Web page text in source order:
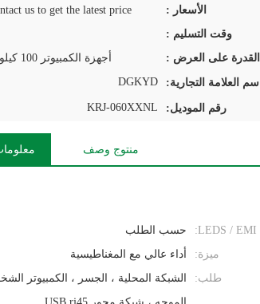
الأسعار :
us to get the latest price.
وقت التسليم :
القدرة على العرض : أجهزة الكمبيوتر 100 كيلو في اليوم
اسم العلامة التجارية: DGKYD
رقم الموديل: KRJ-060XXNL
منتوج وصف
حسب الطلب
ميزة:
أداء عالي مع المغناطيسية
طلب:
الشبكة المحلية ، الجسر ، الكمبيوتر